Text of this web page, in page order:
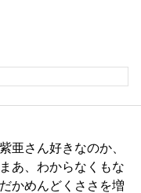
亜さん好きなのか、
あ、わからなくもな
かめんどくささを増